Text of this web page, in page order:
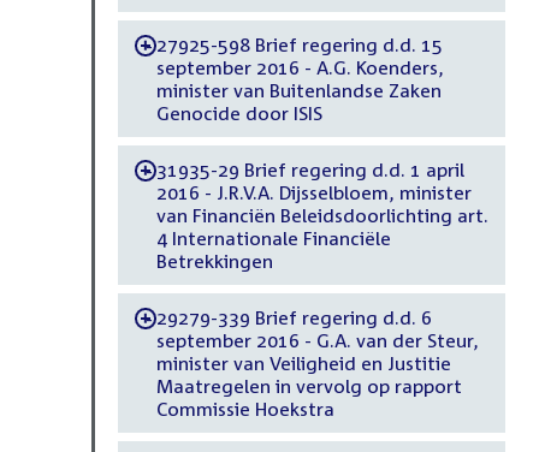
-27925-598 Brief regering d.d. 15
september 2016 - A.G. Koenders,
minister van Buitenlandse Zaken
Genocide door ISIS
-31935-29 Brief regering d.d. 1 april
2016 - J.R.V.A. Dijsselbloem, minister
van Financiën Beleidsdoorlichting art.
4 Internationale Financiële
Betrekkingen
-29279-339 Brief regering d.d. 6
september 2016 - G.A. van der Steur,
minister van Veiligheid en Justitie
Maatregelen in vervolg op rapport
Commissie Hoekstra